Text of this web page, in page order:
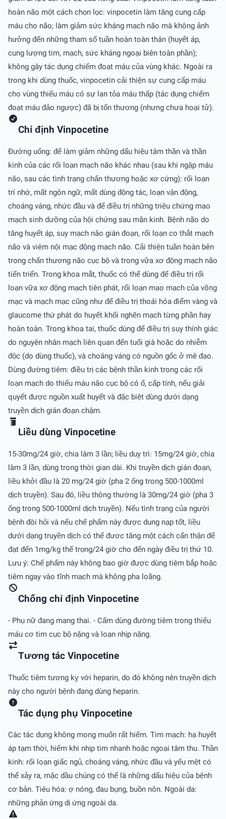
hoàn não một cách chọn lọc: vinpocetin làm tăng cung cấp
máu cho não; làm giảm sức kháng mạch não mà không ảnh
hưởng đến những tham số tuần hoàn toàn thân (huyết áp,
cung lượng tim, mạch, sức kháng ngoại biên toàn phần);
không gây tác dụng chiếm đoạt máu của vùng khác. Ngoài ra
trong khi dùng thuốc, vinpocetin cải thiện sự cung cấp máu
cho vùng thiếu máu có sự lan tỏa máu thấp (tác dụng chiếm
đoạt máu đảo ngược) đã bị tổn thương (nhưng chưa hoại tử).
Chỉ định Vinpocetine
Ðường uống: để làm giảm những dấu hiệu tâm thần và thần
kinh của các rối loạn mạch não khác nhau (sau khi ngập máu
não, sau các tình trạng chấn thương hoặc xơ cứng): rối loạn
trí nhớ, mất ngôn ngữ, mất dùng động tác, loạn vận động,
choáng váng, nhức đầu và để điều trị những triệu chứng mao
mạch sinh dưỡng của hội chứng sau mãn kinh. Bệnh não do
tăng huyết áp, suy mạch não gián đoạn, rối loạn co thắt mạch
não và viêm nội mạc động mạch não. Cải thiện tuần hoàn bên
trong chấn thương não cục bộ và trong vữa xơ động mạch não
tiến triển. Trong khoa mắt, thuốc có thể dùng để điều trị rối
loạn vữa xơ động mạch tiên phát, rối loạn mao mạch của võng
mạc và mạch mạc cũng như để điều trị thoái hóa điểm vàng và
glaucome thứ phát do huyết khối nghẽn mạch từng phần hay
hoàn toàn. Trong khoa tai, thuốc dùng để điều trị suy thính giác
do nguyên nhân mạch liên quan đến tuổi già hoặc do nhiễm
độc (do dùng thuốc), và choáng váng có nguồn gốc ở mê đạo.
Dùng đường tiêm: điều trị các bệnh thần kinh trong các rối
loạn mạch do thiếu máu não cục bộ có ổ, cấp tính, nếu giải
quyết được nguồn xuất huyết và đặc biệt dùng dưới dạng
truyền dịch gián đoạn chậm.
Liều dùng Vinpocetine
15-30mg/24 giờ, chia làm 3 lần; liều duy trì: 15mg/24 giờ, chia
làm 3 lần, dùng trong thời gian dài. Khi truyền dịch gián đoạn,
liều khởi đầu là 20 mg/24 giờ (pha 2 ống trong 500-1000ml
dịch truyền). Sau đó, liều thông thường là 30mg/24 giờ (pha 3
ống trong 500-1000ml dịch truyền). Nếu tình trạng của người
bệnh đòi hỏi và nếu chế phẩm này được dung nạp tốt, liều
dưới dạng truyền dịch có thể được tăng một cách cẩn thận để
đạt đến 1mg/kg thể trọng/24 giờ cho đến ngày điều trị thứ 10.
Lưu ý: Chế phẩm này không bao giờ được dùng tiêm bắp hoặc
tiêm ngay vào tĩnh mạch mà không pha loãng.
Chống chỉ định Vinpocetine
- Phụ nữ đang mang thai. - Cấm dùng đường tiêm trong thiếu
máu cơ tim cục bộ nặng và loạn nhịp nặng.
Tương tác Vinpocetine
Thuốc tiêm tương kỵ với heparin, do đó không nên truyền dịch
này cho người bệnh đang dùng heparin.
Tác dụng phụ Vinpocetine
Các tác dụng không mong muốn rất hiếm. Tim mạch: hạ huyết
áp tạm thời, hiếm khi nhịp tim nhanh hoặc ngoại tâm thu. Thần
kinh: rối loạn giấc ngủ, choáng váng, nhức đầu và yếu mệt có
thể xảy ra, mặc dầu chúng có thể là những dấu hiệu của bệnh
cơ bản. Tiêu hóa: ợ nóng, đau bụng, buồn nôn. Ngoài da:
những phản ứng dị ứng ngoài da.